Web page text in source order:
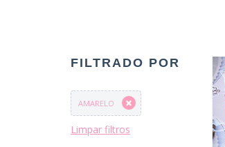
FILTRADO POR
AMARELO
Limpar filtros